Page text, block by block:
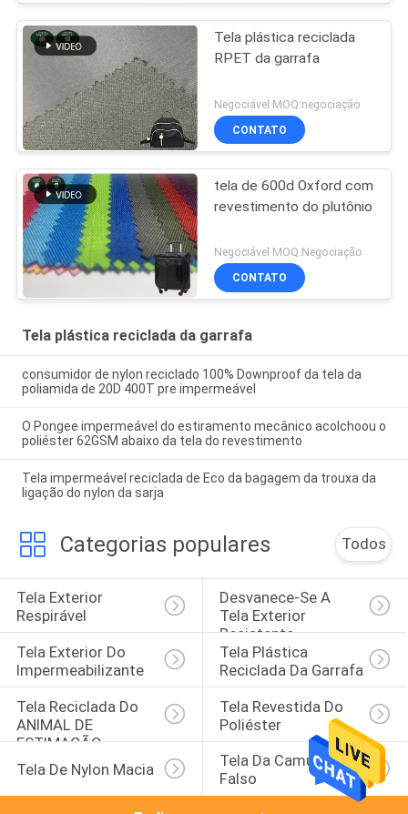
Tela plástica reciclada
RPET da garrafa
Negociável MOQ:negociação
CONTATO
tela de 600d Oxford com
revestimento do plutônio
Negociável MOQ:Negociação
CONTATO
Tela plástica reciclada da garrafa
consumidor de nylon reciclado 100% Downproof da tela da
poliamida de 20D 400T pre impermeável
O Pongee impermeável do estiramento mecânico acolchoou o
poliéster 62GSM abaixo da tela do revestimento
Tela impermeável reciclada de Eco da bagagem da trouxa da
ligação do nylon da sarja
Categorias populares Todos
Tela Exterior
Respirável
Desvanece-Se A
Tela Exterior
Resistente
Tela Exterior Do
Impermeabilizante
Tela Plástica
Reciclada Da Garrafa
Tela Reciclada Do
ANIMAL DE
ESTIMAÇÃO
Tela Revestida Do
Poliéster
Tela De Nylon Macia
Tela Da Camurça Do
Falso